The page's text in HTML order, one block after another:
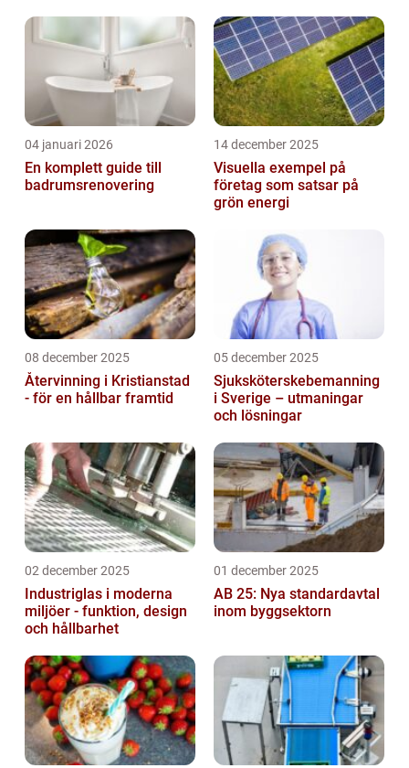
04 januari 2026
En komplett guide till
badrumsrenovering
14 december 2025
Visuella exempel på
företag som satsar på
grön energi
08 december 2025
Återvinning i Kristianstad
- för en hållbar framtid
05 december 2025
Sjuksköterskebemanning
i Sverige – utmaningar
och lösningar
02 december 2025
Industriglas i moderna
miljöer - funktion, design
och hållbarhet
01 december 2025
AB 25: Nya standardavtal
inom byggsektorn